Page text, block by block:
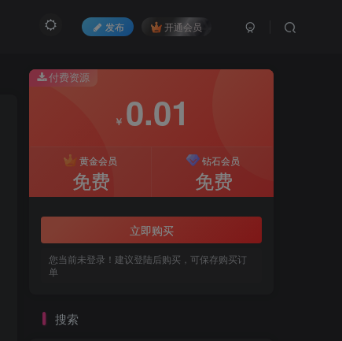
发布 开通会员
付费资源
￥ 0.01
黄金会员
免费
钻石会员
免费
立即购买
您当前未登录！建议登陆后购买，可保存购买订
单
搜索